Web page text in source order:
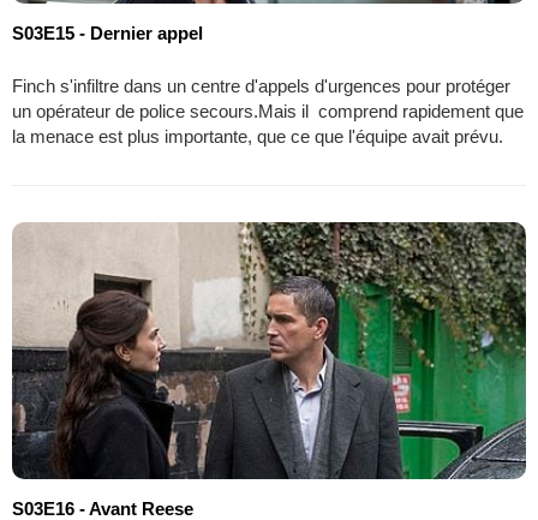
S03E15 - Dernier appel
Finch s'infiltre dans un centre d'appels d'urgences pour protéger
un opérateur de police secours.Mais il comprend rapidement que
la menace est plus importante, que ce que l'équipe avait prévu.
S03E16 - Avant Reese